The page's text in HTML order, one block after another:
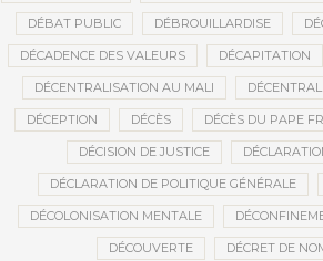
DÉBAT PUBLIC DÉBROUILLARDISE
DÉCADENCE DES VALEURS DÉCAPITATION
DÉCENTRALISATION AU MALI
DÉCEPTION DÉCÈS DÉCÈS DU PAPE
DÉCISION DE JUSTICE
DÉCLARATION DE POLITIQUE GÉNÉRALE
DÉCOLONISATION MENTALE
DÉCOUVERTE DÉCRET DE